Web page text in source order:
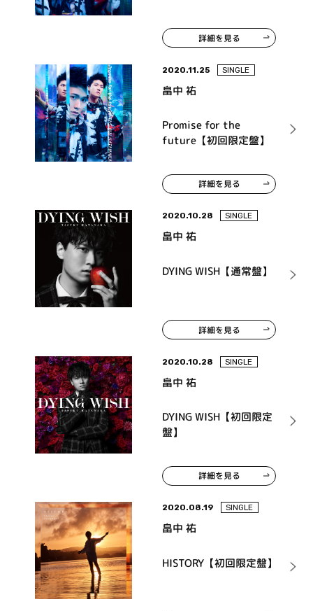
詳細を見る
2020.11.25 SINGLE
畠中 祐
Promise for the
future【初回限定盤】
詳細を見る
2020.10.28 SINGLE
畠中 祐
DYING WISH【通常盤】
詳細を見る
2020.10.28 SINGLE
畠中 祐
DYING WISH【初回限定
盤】
詳細を見る
2020.08.19 SINGLE
畠中 祐
HISTORY【初回限定盤】